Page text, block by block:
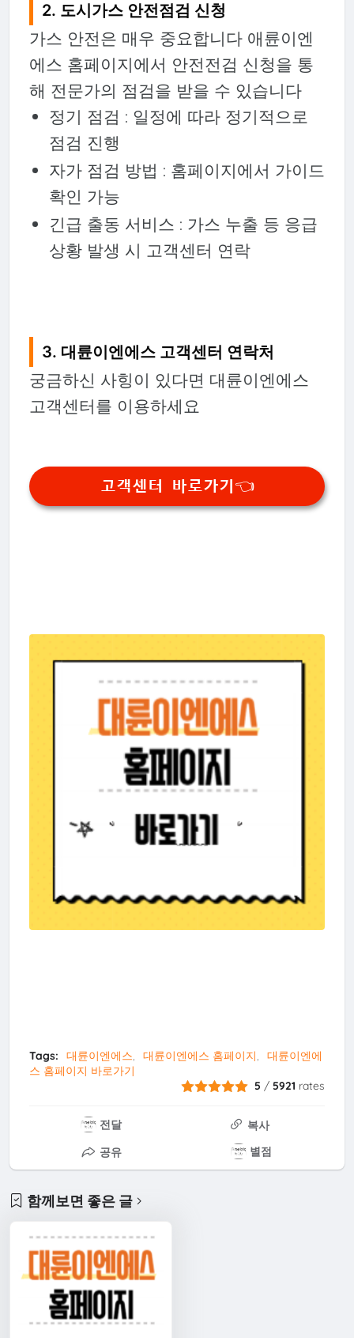
2. 도시가스 안전점검 신청
가스 안전은 매우 중요합니다 애륜이엔
에스 홈페이지에서 안전전검 신청을 통
해 전문가의 점검을 받을 수 있습니다
정기 점검 : 일정에 따라 정기적으로
점검 진행
자가 점검 방법 : 홈페이지에서 가이드
확인 가능
긴급 출동 서비스 : 가스 누출 등 응급
상황 발생 시 고객센터 연락
3. 대륜이엔에스 고객센터 연락처
궁금하신 사힝이 있다면 대륜이엔에스
고객센터를 이용하세요
고객센터 바로가기👈
Tags: 대륜이엔에스 대륜이엔에스 홈페이지
대륜이엔에
스 홈페이지 바로가기
5 /5921 rates
전달
복사
공유
별점
함께보면 좋은 글